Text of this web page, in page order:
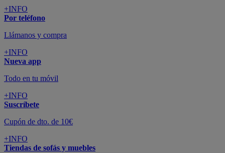
+INFO
Por teléfono
Llámanos y compra
+INFO
Nueva app
Todo en tu móvil
+INFO
Suscríbete
Cupón de dto. de 10€
+INFO
Tiendas de sofás y muebles